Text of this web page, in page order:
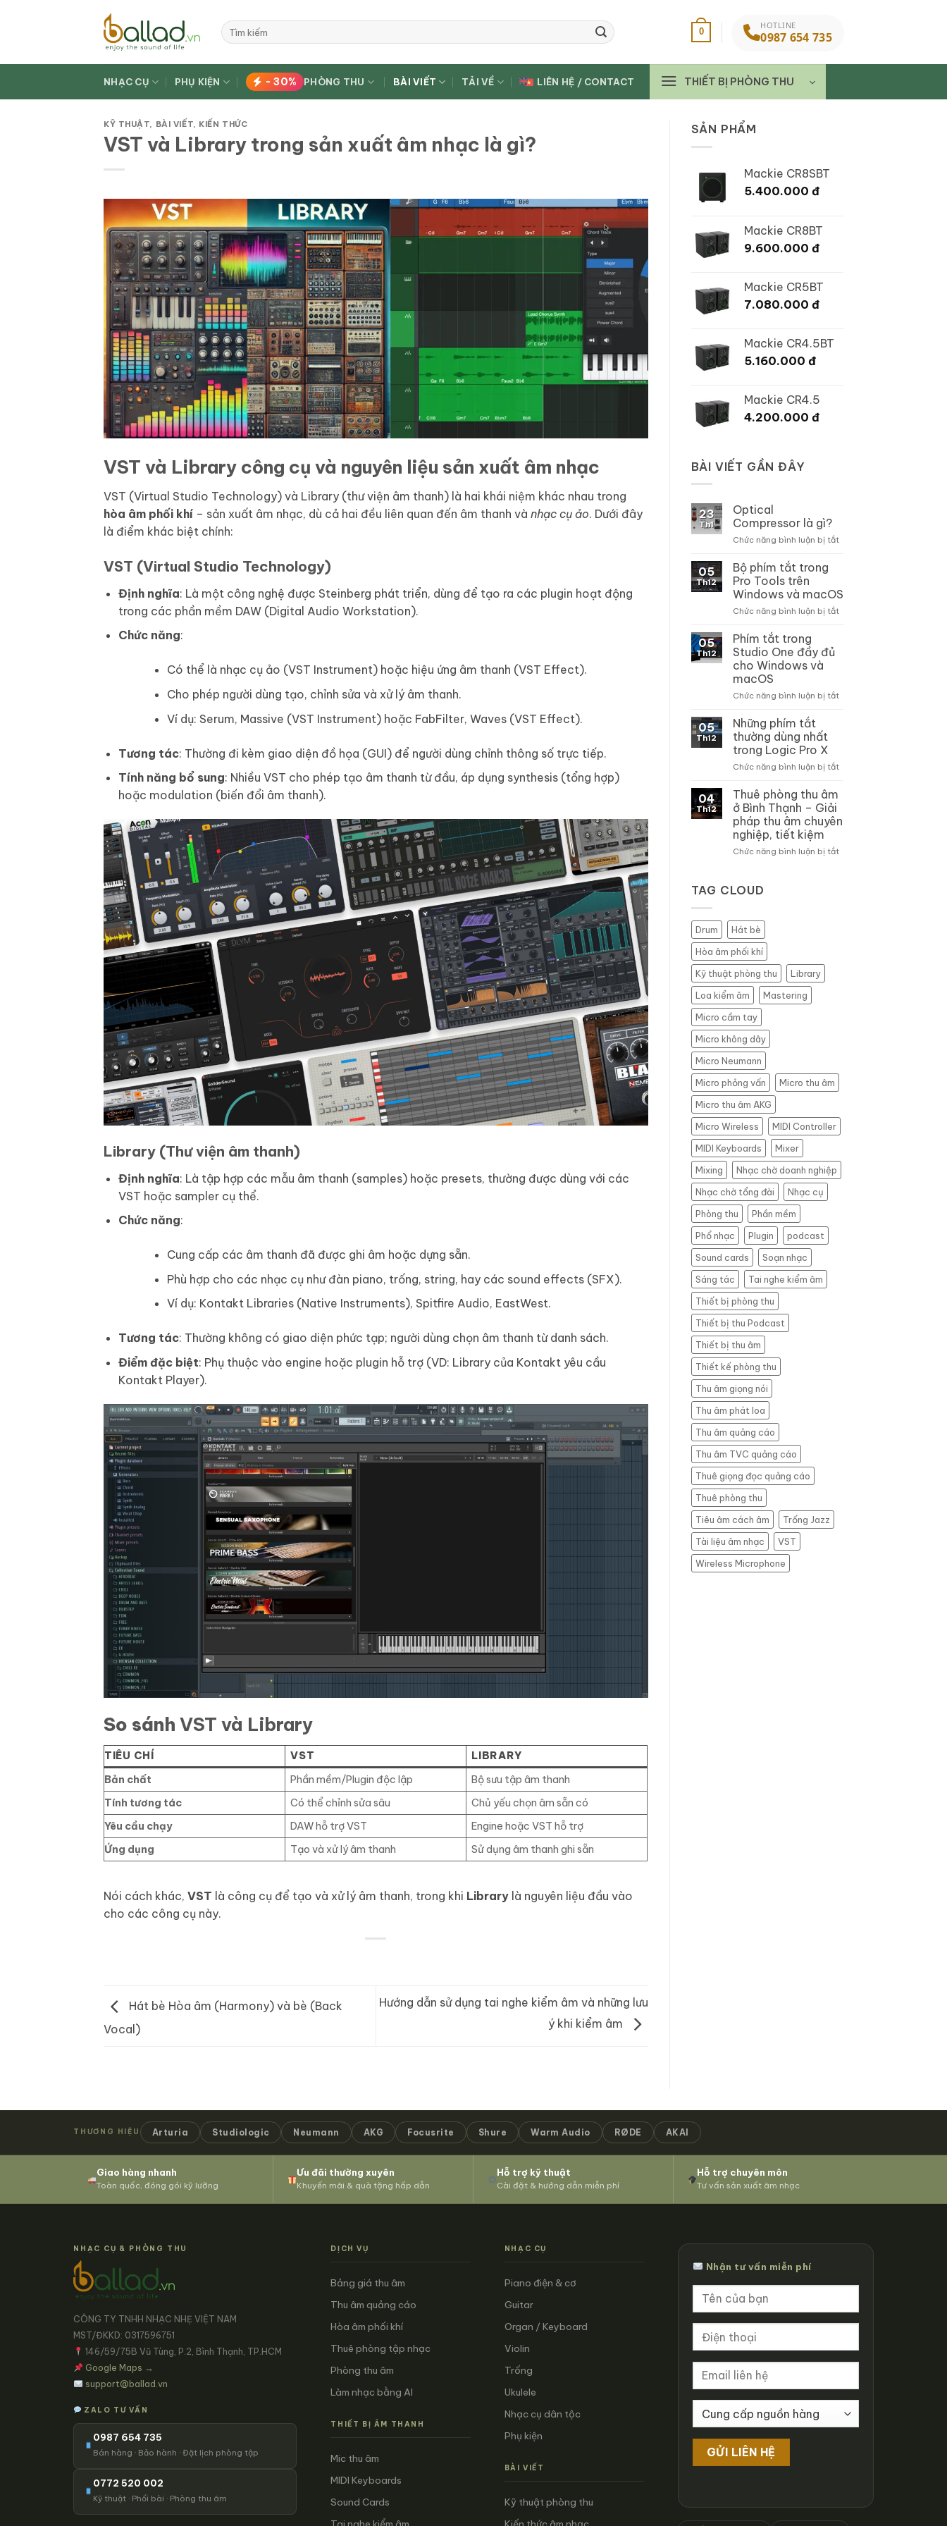
dung
Tìm
kiếm:
0
HOTLINE
0987 654 735
NHẠC CỤ PHỤ KIỆN - 30% PHÒNG THU BÀI VIẾT TẢI VỀ LIÊN HỆ / CONTACT THIẾT BỊ PHÒNG THU
KỸ THUẬT, BÀI VIẾT, KIẾN THỨC
VST và Library trong sản xuất âm nhạc là gì?
VST và Library công cụ và nguyên liệu sản xuất âm nhạc
VST (Virtual Studio Technology) và Library (thư viện âm thanh) là hai khái niệm khác nhau trong
hòa âm phối khí – sản xuất âm nhạc, dù cả hai đều liên quan đến âm thanh và nhạc cụ ảo. Dưới đây
là điểm khác biệt chính:
VST (Virtual Studio Technology)
Định nghĩa: Là một công nghệ được Steinberg phát triển, dùng để tạo ra các plugin hoạt động
trong các phần mềm DAW (Digital Audio Workstation).
Chức năng:
Có thể là nhạc cụ ảo (VST Instrument) hoặc hiệu ứng âm thanh (VST Effect).
Cho phép người dùng tạo, chỉnh sửa và xử lý âm thanh.
Ví dụ: Serum, Massive (VST Instrument) hoặc FabFilter, Waves (VST Effect).
Tương tác: Thường đi kèm giao diện đồ họa (GUI) để người dùng chỉnh thông số trực tiếp.
Tính năng bổ sung: Nhiều VST cho phép tạo âm thanh từ đầu, áp dụng synthesis (tổng hợp)
hoặc modulation (biến đổi âm thanh).
Library (Thư viện âm thanh)
Định nghĩa: Là tập hợp các mẫu âm thanh (samples) hoặc presets, thường được dùng với các
VST hoặc sampler cụ thể.
Chức năng:
Cung cấp các âm thanh đã được ghi âm hoặc dựng sẵn.
Phù hợp cho các nhạc cụ như đàn piano, trống, string, hay các sound effects (SFX).
Ví dụ: Kontakt Libraries (Native Instruments), Spitfire Audio, EastWest.
Tương tác: Thường không có giao diện phức tạp; người dùng chọn âm thanh từ danh sách.
Điểm đặc biệt: Phụ thuộc vào engine hoặc plugin hỗ trợ (VD: Library của Kontakt yêu cầu
Kontakt Player).
So sánh VST và Library
TIÊU CHÍ VST
LIBRARY
Bản chất
Phần mềm/Plugin độc lập
Bộ sưu tập âm thanh
Tính tương tác
Có thể chỉnh sửa sâu
Chủ yếu chọn âm sẵn có
Yêu cầu chạy
DAW hỗ trợ VST
Engine hoặc VST hỗ trợ
Ứng dụng
Tạo và xử lý âm thanh Sử dụng âm thanh ghi sẵn
Nói cách khác, VST là công cụ để tạo và xử lý âm thanh, trong khi Library là nguyên liệu đầu vào
cho các công cụ này.
Hát bè Hòa âm (Harmony) và bè (Back
Vocal)
Hướng dẫn sử dụng tai nghe kiểm âm và những lưu
ý khi kiểm âm
SẢN PHẨM
Mackie CR8SBT
5.400.000 đ
Mackie CR8BT
9.600.000 đ
Mackie CR5BT
7.080.000 đ
Mackie CR4.5BT
5.160.000 đ
Mackie CR4.5
4.200.000 đ
BÀI VIẾT GẦN ĐÂY
23
Th1
Optical
Compressor là gì?
Chức năng bình luận bị tắtở
05
Th12
Bộ phím tắt trong
Pro Tools trên
Windows và macOS
Chức năng bình luận bị tắtở
trên
05
Th12
Phím tắt trong
Studio One đầy đủ
cho Windows và
macOS
Chức năng bình luận bị tắtở
đầy
macOS
05
Th12
Những phím tắt
thường dùng nhất
trong Logic Pro X
Chức năng bình luận bị tắtở
dùng
trong
04
Th12
Thuê phòng thu âm
ở Bình Thạnh – Giải
pháp thu âm chuyên
nghiệp, tiết kiệm
Chức năng bình luận bị tắtở
TAG CLOUD
Drum
Hát bè
Hòa âm phối khí
Kỹ thuật phòng thu
Library
Loa kiểm âm
Mastering
Micro cầm tay
Micro không dây
Micro Neumann
Micro phỏng vấn
Micro thu âm
Micro thu âm AKG
Micro Wireless
MIDI Controller
MIDI Keyboards
Mixer
Mixing
Nhạc chờ doanh nghiệp
Nhạc chờ tổng đài
Nhạc cụ
Phòng thu
Phần mềm
Phổ nhạc
Plugin
podcast
Sound cards
Soạn nhạc
Sáng tác
Tai nghe kiểm âm
Thiết bị phòng thu
Thiết bị thu Podcast
Thiết bị thu âm
Thiết kế phòng thu
Thu âm giọng nói
Thu âm phát loa
Thu âm quảng cáo
Thu âm TVC quảng cáo
Thuê giọng đọc quảng cáo
Thuê phòng thu
Tiêu âm cách âm
Trống Jazz
Tài liệu âm nhạc
VST
Wireless Microphone
THƯƠNG HIỆU Arturia Studiologic Neumann AKG Focusrite Shure Warm Audio RØDE AKAI
Giao hàng nhanh
Toàn quốc, đóng gói kỹ lưỡng
Ưu đãi thường xuyên
Khuyến mãi & quà tặng hấp dẫn
Hỗ trợ kỹ thuật
Cài đặt & hướng dẫn miễn phí
Hỗ trợ chuyên môn
Tư vấn sản xuất âm nhạc
NHẠC CỤ & PHÒNG THU
CÔNG TY TNHH NHẠC NHẸ VIỆT NAM
MST/ĐKKD: 0317596751
146/59/75B Vũ Tùng, P.2, Bình Thạnh, TP.HCM
Google Maps →
support@ballad.vn
ZALO TƯ VẤN
0987 654 735
Bán hàng · Bảo hành · Đặt lịch phòng tập
0772 520 002
Kỹ thuật · Phối bài · Phòng thu âm
DỊCH VỤ
Bảng giá thu âm
Thu âm quảng cáo
Hòa âm phối khí
Thuê phòng tập nhạc
Phòng thu âm
Làm nhạc bằng AI
THIẾT BỊ ÂM THANH
Mic thu âm
MIDI Keyboards
Sound Cards
NHẠC CỤ
Piano điện & cơ
Guitar
Organ / Keyboard
Violin
Trống
Ukulele
Nhạc cụ dân tộc
Phụ kiện
BÀI VIẾT
Kỹ thuật phòng thu
Nhận tư vấn miễn phí